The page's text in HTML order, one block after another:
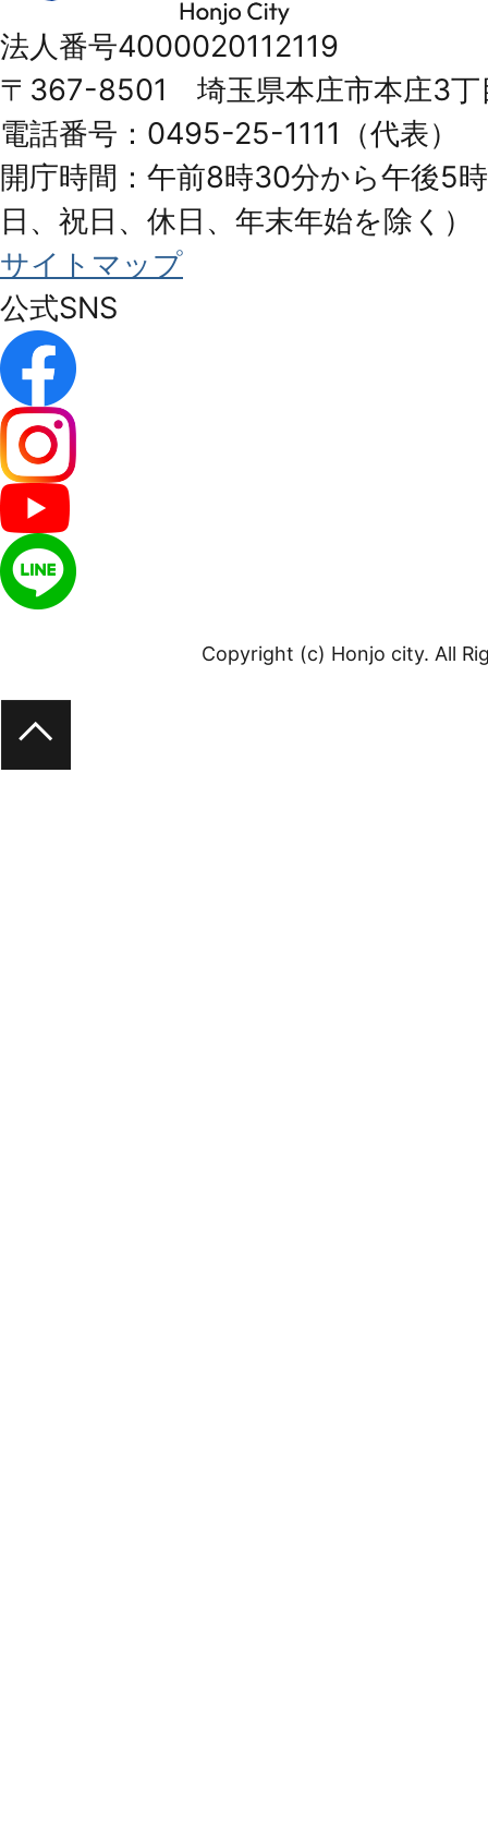
Honjo
City
法人番号4000020112119
〒367-8501 埼玉県本庄市本庄3丁
電話番号：0495-25-1111（代表）
開庁時間：午前8時30分から午後5
日、祝日、休日、年末年始を除く）
サイトマップ
公式SNS
Copyright (c) Honjo city. All